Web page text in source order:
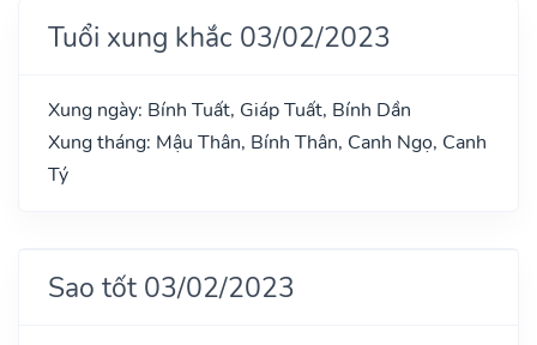
Tuổi xung khắc 03/02/2023
Xung ngày: Bính Tuất, Giáp Tuất, Bính Dần
Xung tháng: Mậu Thân, Bính Thân, Canh Ngọ, Canh
Tý
Sao tốt 03/02/2023